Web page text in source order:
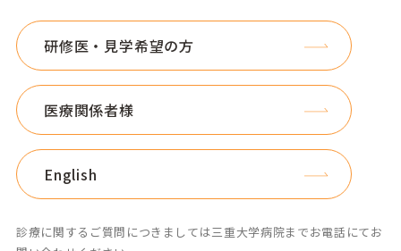
研修医・見学希望の方
医療関係者様
English
診療に関するご質問につきましては三重大学病院までお電話にてお